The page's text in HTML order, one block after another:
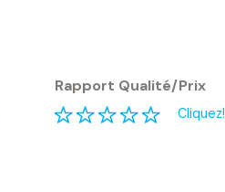
Rapport Qualité/Prix
Cliquez!